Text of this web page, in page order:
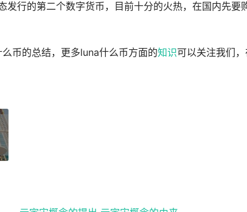
行的第二个数字货币，目前十分的火热，在国内先要
币的总结，更多luna什么币方面的知识可以关注我们，